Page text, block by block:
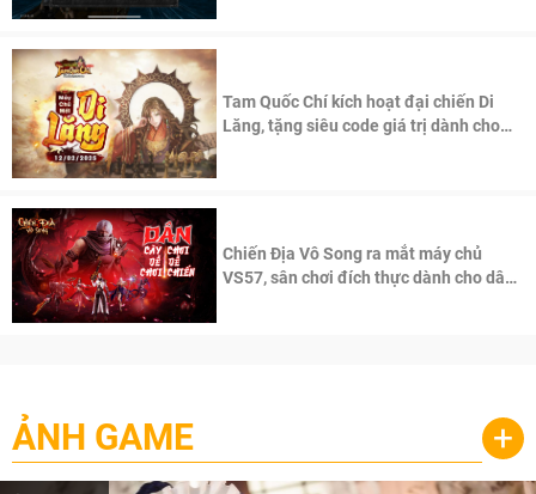
Tam Quốc Chí kích hoạt đại chiến Di
Lăng, tặng siêu code giá trị dành cho
Chiến Địa Vô Song ra mắt máy chủ
VS57, sân chơi đích thực dành cho dân
ẢNH GAME +